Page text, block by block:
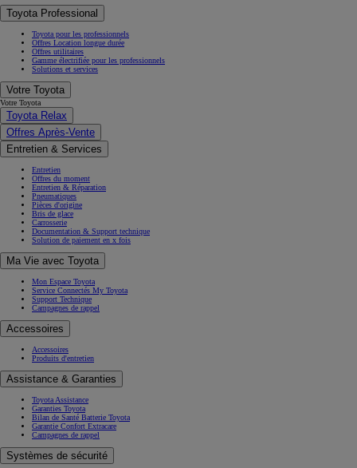
Toyota Professional
Toyota pour les professionnels
Offres Location longue durée
Offres utilitaires
Gamme électrifiée pour les professionnels
Solutions et services
Votre Toyota
Votre Toyota
Toyota Relax
Offres Après-Vente
Entretien & Services
Entretien
Offres du moment
Entretien & Réparation
Pneumatiques
Pièces d'origine
Bris de glace
Carrosserie
Documentation & Support technique
Solution de paiement en x fois
Ma Vie avec Toyota
Mon Espace Toyota
Service Connectés My Toyota
Support Technique
Campagnes de rappel
Accessoires
Accessoires
Produits d'entretien
Assistance & Garanties
Toyota Assistance
Garanties Toyota
Bilan de Santé Batterie Toyota
Garantie Confort Extracare
Campagnes de rappel
Systèmes de sécurité